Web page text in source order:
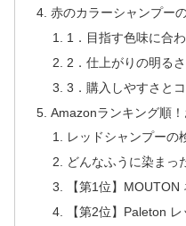
赤のカラーシャンプー
1．目指す色味に合
2．仕上がりの明る
3．購入しやすさと
Amazonランキング順
レッドシャンプーの
どんなふうに染まっ
【第1位】
【第2位】Paleton